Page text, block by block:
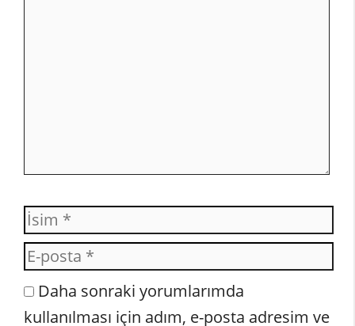
İsim
E-
İnternet
sitesi
Daha sonraki yorumlarımda
kullanılması için adım, e-posta adresim ve